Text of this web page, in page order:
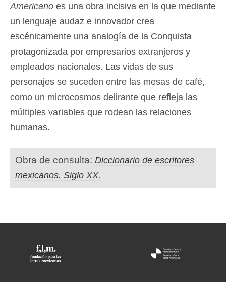
Americano es una obra incisiva en la que mediante
un lenguaje audaz e innovador crea
escénicamente una analogía de la Conquista
protagonizada por empresarios extranjeros y
empleados nacionales. Las vidas de sus
personajes se suceden entre las mesas de café,
como un microcosmos delirante que refleja las
múltiples variables que rodean las relaciones
humanas.
Obra de consulta: Diccionario de escritores
mexicanos. Siglo XX.